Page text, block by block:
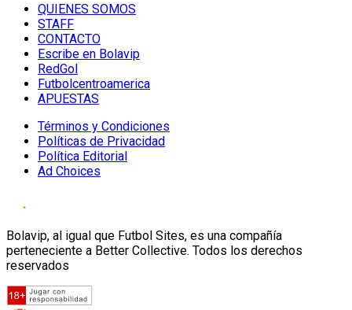
QUIENES SOMOS
STAFF
CONTACTO
Escribe en Bolavip
RedGol
Futbolcentroamerica
APUESTAS
Términos y Condiciones
Políticas de Privacidad
Política Editorial
Ad Choices
Bolavip, al igual que Futbol Sites, es una compañía
perteneciente a Better Collective. Todos los derechos
reservados